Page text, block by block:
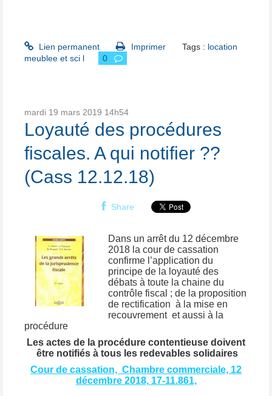
Lien permanent Imprimer Tags : location
meublee et sci l
0
mardi 19 mars 2019 14h54
Loyauté des procédures
fiscales. A qui notifier ??
(Cass 12.12.18)
Share
Dans un arrêt du 12 décembre
2018 la cour de cassation
confirme l’application du
principe de la loyauté des
débats à toute la chaine du
contrôle fiscal ; de la proposition
de rectification à la mise en
recouvrement et aussi à la
procédure
Les actes de la procédure contentieuse doivent
être notifiés à tous les redevables solidaires
Cour de cassation, Chambre commerciale, 12
décembre 2018, 17-11.861,